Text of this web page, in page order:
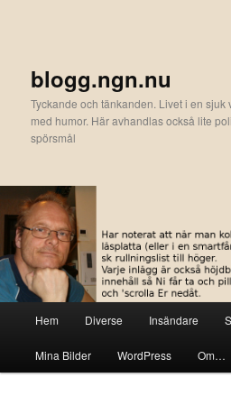
blogg.ngn.nu
Tyckande och tänkanden. Livet i en
med humor. Här avhandlas också lite
spörsmål
Hem Diverse Insändare
Mina Bilder WordPress Om…